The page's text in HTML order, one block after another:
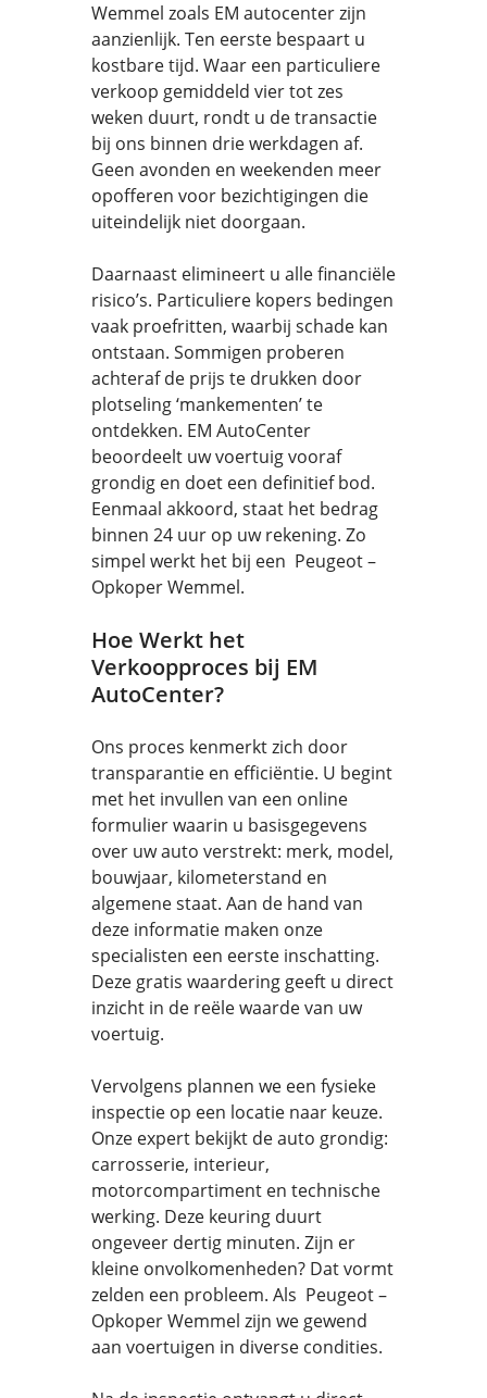
Wemmel zoals EM autocenter zijn
aanzienlijk. Ten eerste bespaart u
kostbare tijd. Waar een particuliere
verkoop gemiddeld vier tot zes
weken duurt, rondt u de transactie
bij ons binnen drie werkdagen af.
Geen avonden en weekenden meer
opofferen voor bezichtigingen die
uiteindelijk niet doorgaan.
Daarnaast elimineert u alle financiële
risico’s. Particuliere kopers bedingen
vaak proefritten, waarbij schade kan
ontstaan. Sommigen proberen
achteraf de prijs te drukken door
plotseling ‘mankementen’ te
ontdekken. EM AutoCenter
beoordeelt uw voertuig vooraf
grondig en doet een definitief bod.
Eenmaal akkoord, staat het bedrag
binnen 24 uur op uw rekening. Zo
simpel werkt het bij een Peugeot –
Opkoper Wemmel.
Hoe Werkt het
Verkoopproces bij EM
AutoCenter?
Ons proces kenmerkt zich door
transparantie en efficiëntie. U begint
met het invullen van een online
formulier waarin u basisgegevens
over uw auto verstrekt: merk, model,
bouwjaar, kilometerstand en
algemene staat. Aan de hand van
deze informatie maken onze
specialisten een eerste inschatting.
Deze gratis waardering geeft u direct
inzicht in de reële waarde van uw
voertuig.
Vervolgens plannen we een fysieke
inspectie op een locatie naar keuze.
Onze expert bekijkt de auto grondig:
carrosserie, interieur,
motorcompartiment en technische
werking. Deze keuring duurt
ongeveer dertig minuten. Zijn er
kleine onvolkomenheden? Dat vormt
zelden een probleem. Als Peugeot –
Opkoper Wemmel zijn we gewend
aan voertuigen in diverse condities.